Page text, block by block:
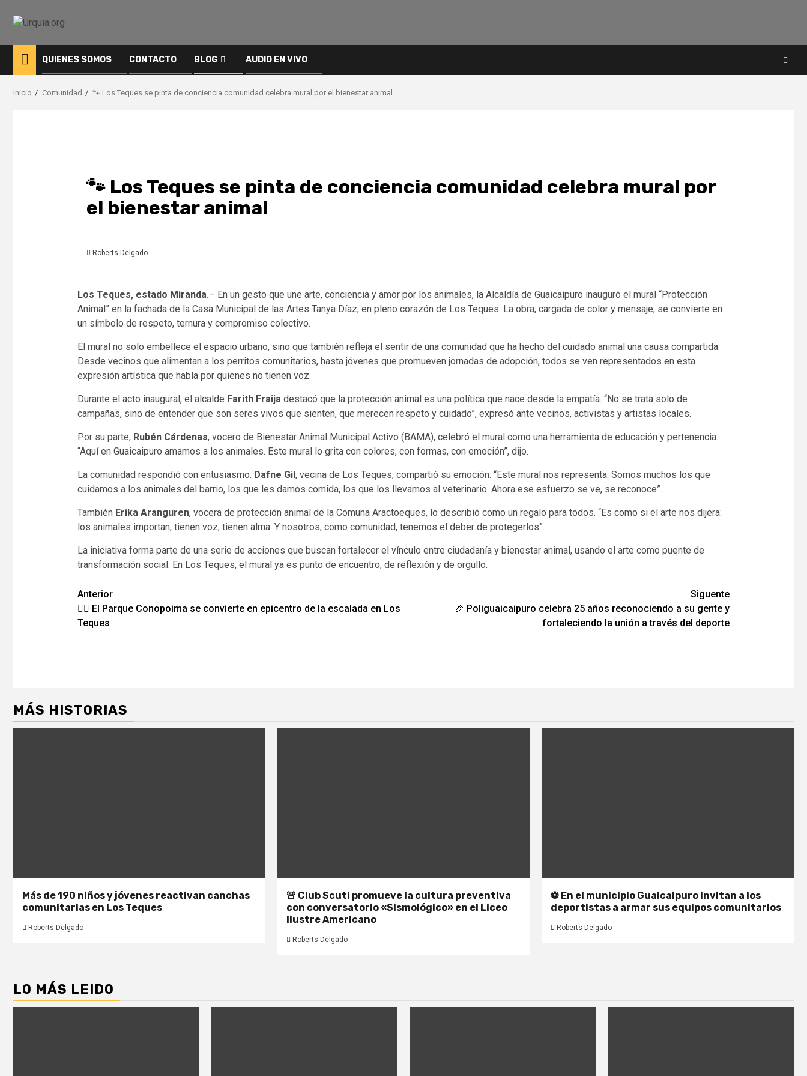
QUIENES SOMOS CONTACTO BLOG AUDIO EN VIVO
Inicio Comunidad 🐾 Los Teques se pinta de conciencia comunidad celebra mural por el bienestar animal
🐾 Los Teques se pinta de conciencia comunidad celebra mural por
el bienestar animal
Roberts Delgado
Los Teques, estado Miranda.– En un gesto que une arte, conciencia y amor por los animales, la Alcaldía de Guaicaipuro inauguró el mural “Protección
Animal” en la fachada de la Casa Municipal de las Artes Tanya Díaz, en pleno corazón de Los Teques. La obra, cargada de color y mensaje, se convierte en
un símbolo de respeto, ternura y compromiso colectivo.
El mural no solo embellece el espacio urbano, sino que también refleja el sentir de una comunidad que ha hecho del cuidado animal una causa compartida.
Desde vecinos que alimentan a los perritos comunitarios, hasta jóvenes que promueven jornadas de adopción, todos se ven representados en esta
expresión artística que habla por quienes no tienen voz.
Durante el acto inaugural, el alcalde Farith Fraijadestacó que la protección animal es una política que nace desde la empatía. “No se trata solo de
campañas, sino de entender que son seres vivos que sienten, que merecen respeto y cuidado”, expresó ante vecinos, activistas y artistas locales.
Por su parte, Rubén Cárdenas, vocero de Bienestar Animal Municipal Activo (BAMA), celebró el mural como una herramienta de educación y pertenencia.
“Aquí en Guaicaipuro amamos a los animales. Este mural lo grita con colores, con formas, con emoción”, dijo.
La comunidad respondió con entusiasmo. Dafne Gil , vecina de Los Teques, compartió su emoción: “Este mural nos representa. Somos muchos los que
cuidamos a los animales del barrio, los que les damos comida, los que los llevamos al veterinario. Ahora ese esfuerzo se ve, se reconoce”.
También Erika Aranguren, vocera de protección animal de la Comuna Aractoeques, lo describió como un regalo para todos. “Es como si el arte nos dijera:
los animales importan, tienen voz, tienen alma. Y nosotros, como comunidad, tenemos el deber de protegerlos”.
La iniciativa forma parte de una serie de acciones que buscan fortalecer el vínculo entre ciudadanía y bienestar animal, usando el arte como puente de
transformación social. En Los Teques, el mural ya es punto de encuentro, de reflexión y de orgullo.
Navegación
de
Anterior
🧗‍♀️ El Parque Conopoima se convierte en epicentro de la escalada en Los
Teques
Siguente
🎉 Poliguaicaipuro celebra 25 años reconociendo a su gente y
fortaleciendo la unión a través del deporte
MÁS HISTORIAS
Más de 190 niños y jóvenes reactivan canchas
comunitarias en Los Teques
Roberts Delgado
🚨 Club Scuti promueve la cultura preventiva
con conversatorio «Sismológico» en el Liceo
Ilustre Americano
Roberts Delgado
⚽ En el municipio Guaicaipuro invitan a los
deportistas a armar sus equipos comunitarios
Roberts Delgado
LO MÁS LEIDO